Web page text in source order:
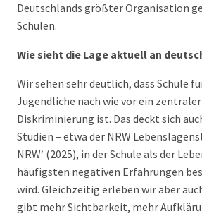
Deutschlands größter Organisation
Schulen.
Wie sieht die Lage aktuell an
Wir sehen sehr deutlich, dass Schule
Jugendliche nach wie vor ein
Diskriminierung ist. Das deckt sich
Studien – etwa der NRW
NRW‘ (2025), in der Schule als der
häufigsten negativen Erfahrungen
wird. Gleichzeitig erleben wir aber
gibt mehr Sichtbarkeit, mehr